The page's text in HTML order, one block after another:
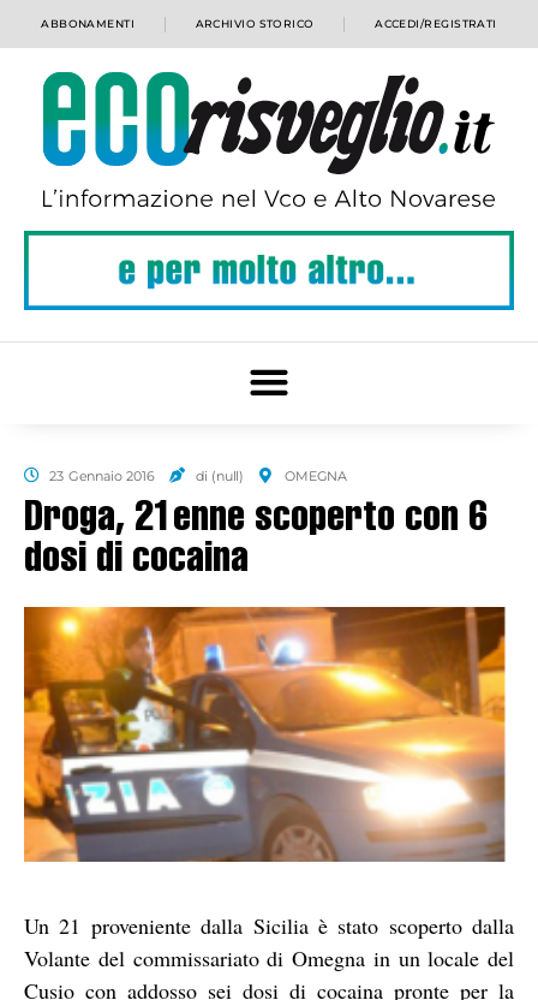
ABBONAMENTI ARCHIVIO STORICO ACCEDI/REGISTRATI
23 Gennaio 2016 di (null) OMEGNA
Droga, 21enne scoperto con 6
dosi di cocaina
Un 21 proveniente dalla Sicilia è stato scoperto dalla
Volante del commissariato di Omegna in un locale del
Cusio con addosso sei dosi di cocaina pronte per la